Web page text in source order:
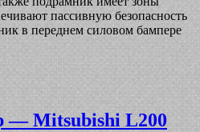
пассивную безопасность
в переднем силовом бампере
— Mitsubishi L200